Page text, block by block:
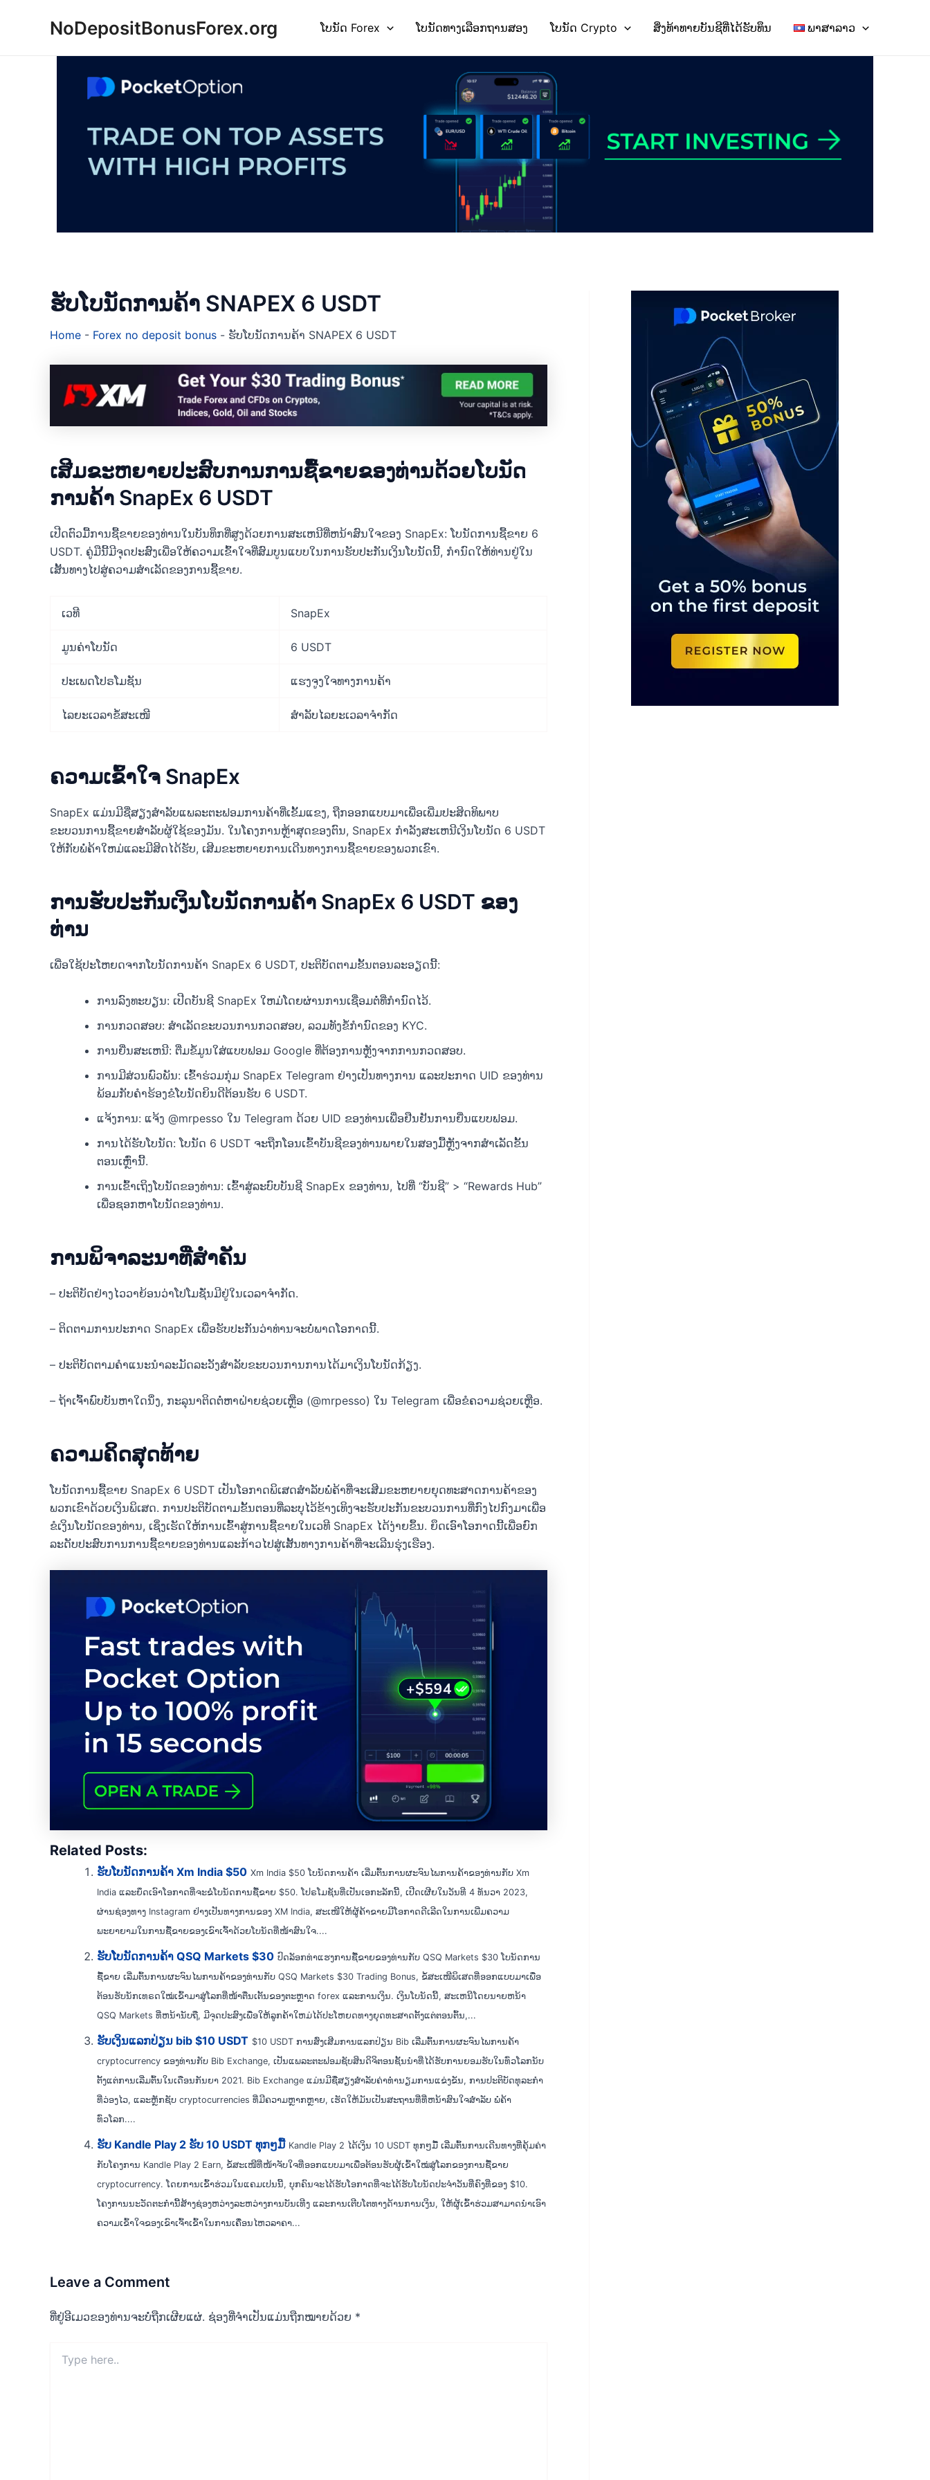
NoDepositBonusForex.org ໂບນັດ Forex ໂບນັດທາງເລືອກຖານສອງ ໂບນັດ Crypto ສິ່ງທ້າທາຍບັນຊີທີ່ໄດ້ຮັບທຶນ ພາສາລາວ
ຮັບໂບນັດການຄ້າ SNAPEX 6 USDT
Home - Forex no deposit bonus - ຮັບໂບນັດການຄ້າ SNAPEX 6 USDT
ເສີມຂະຫຍາຍປະສົບການການຊື້ຂາຍຂອງທ່ານດ້ວຍໂບນັດ
ການຄ້າ SnapEx 6 USDT
ເປີດຕົວມື້ການຊື້ຂາຍຂອງທ່ານໃນບັນທຶກທີ່ສູງດ້ວຍການສະເຫນີທີ່ຫນ້າສົນໃຈຂອງ SnapEx: ໂບນັດການຊື້ຂາຍ 6
USDT. ຄູ່ມືນີ້ມີຈຸດປະສົງເພື່ອໃຫ້ຄວາມເຂົ້າໃຈທີ່ສົມບູນແບບໃນການຮັບປະກັນເງິນໂບນັດນີ້, ກໍານົດໃຫ້ທ່ານຢູ່ໃນ
ເສັ້ນທາງໄປສູ່ຄວາມສໍາເລັດຂອງການຊື້ຂາຍ.
ເວທີ SnapEx
ມູນຄ່າໂບນັດ 6 USDT
ປະເພດໂປຣໂມຊັນ ແຮງຈູງໃຈທາງການຄ້າ
ໄລຍະເວລາຂໍ້ສະເໜີ ສໍາລັບໄລຍະເວລາຈໍາກັດ
ຄວາມເຂົ້າໃຈ SnapEx
SnapEx ແມ່ນມີຊື່ສຽງສໍາລັບແພລະຕະຟອມການຄ້າທີ່ເຂັ້ມແຂງ, ຖືກອອກແບບມາເພື່ອເພີ່ມປະສິດທິພາບ
ຂະບວນການຊື້ຂາຍສໍາລັບຜູ້ໃຊ້ຂອງມັນ. ໃນໂຄງການຫຼ້າສຸດຂອງຕົນ, SnapEx ກໍາລັງສະເຫນີເງິນໂບນັດ 6 USDT
ໃຫ້ກັບພໍ່ຄ້າໃຫມ່ແລະມີສິດໄດ້ຮັບ, ເສີມຂະຫຍາຍການເດີນທາງການຊື້ຂາຍຂອງພວກເຂົາ.
ການຮັບປະກັນເງິນໂບນັດການຄ້າ SnapEx 6 USDT ຂອງ
ທ່ານ
ເພື່ອໃຊ້ປະໂຫຍດຈາກໂບນັດການຄ້າ SnapEx 6 USDT, ປະຕິບັດຕາມຂັ້ນຕອນລະອຽດນີ້:
ການລົງທະບຽນ: ເປີດບັນຊີ SnapEx ໃຫມ່ໂດຍຜ່ານການເຊື່ອມຕໍ່ທີ່ກໍານົດໄວ້.
ການກວດສອບ: ສໍາເລັດຂະບວນການກວດສອບ, ລວມທັງຂໍ້ກໍານົດຂອງ KYC.
ການຍື່ນສະເຫນີ: ຕື່ມຂໍ້ມູນໃສ່ແບບຟອມ Google ທີ່ຕ້ອງການຫຼັງຈາກການກວດສອບ.
ການມີສ່ວນພົວພັນ: ເຂົ້າຮ່ວມກຸ່ມ SnapEx Telegram ຢ່າງເປັນທາງການ ແລະປະກາດ UID ຂອງທ່ານ
ພ້ອມກັບຄໍາຮ້ອງຂໍໂບນັດຍິນດີຕ້ອນຮັບ 6 USDT.
ແຈ້ງການ: ແຈ້ງ @mrpesso ໃນ Telegram ດ້ວຍ UID ຂອງທ່ານເພື່ອຢືນຢັນການຍື່ນແບບຟອມ.
ການໄດ້ຮັບໂບນັດ: ໂບນັດ 6 USDT ຈະຖືກໂອນເຂົ້າບັນຊີຂອງທ່ານພາຍໃນສອງມື້ຫຼັງຈາກສໍາເລັດຂັ້ນ
ຕອນເຫຼົ່ານີ້.
ການເຂົ້າເຖິງໂບນັດຂອງທ່ານ: ເຂົ້າສູ່ລະບົບບັນຊີ SnapEx ຂອງທ່ານ, ໄປທີ່ “ບັນຊີ” > “Rewards Hub”
ເພື່ອຊອກຫາໂບນັດຂອງທ່ານ.
ການພິຈາລະນາທີ່ສໍາຄັນ
– ປະຕິບັດຢ່າງໄວວາຍ້ອນວ່າໂປໂມຊັ່ນມີຢູ່ໃນເວລາຈໍາກັດ.
– ຕິດຕາມການປະກາດ SnapEx ເພື່ອຮັບປະກັນວ່າທ່ານຈະບໍ່ພາດໂອກາດນີ້.
– ປະ​ຕິ​ບັດ​ຕາມ​ຄໍາ​ແນະ​ນໍາ​ລະ​ມັດ​ລະ​ວັງ​ສໍາ​ລັບ​ຂະ​ບວນ​ການ​ການ​ໄດ້​ມາ​ເງິນ​ໂບ​ນັດ​ກ້ຽງ​.
– ຖ້າເຈົ້າພົບບັນຫາໃດນຶ່ງ, ກະລຸນາຕິດຕໍ່ຫາຝ່າຍຊ່ວຍເຫຼືອ (@mrpesso) ໃນ Telegram ເພື່ອຂໍຄວາມຊ່ວຍເຫຼືອ.
ຄວາມຄິດສຸດທ້າຍ
ໂບນັດການຊື້ຂາຍ SnapEx 6 USDT ເປັນໂອກາດພິເສດສໍາລັບພໍ່ຄ້າທີ່ຈະເສີມຂະຫຍາຍຍຸດທະສາດການຄ້າຂອງ
ພວກເຂົາດ້ວຍເງິນພິເສດ. ການປະຕິບັດຕາມຂັ້ນຕອນທີ່ລະບຸໄວ້ຂ້າງເທິງຈະຮັບປະກັນຂະບວນການທີ່ກົງໄປກົງມາເພື່ອ
ຂໍເງິນໂບນັດຂອງທ່ານ, ເຊິ່ງເຮັດໃຫ້ການເຂົ້າສູ່ການຊື້ຂາຍໃນເວທີ SnapEx ໄດ້ງ່າຍຂຶ້ນ. ຍຶດເອົາໂອກາດນີ້ເພື່ອຍົກ
ລະດັບປະສົບການການຊື້ຂາຍຂອງທ່ານແລະກ້າວໄປສູ່ເສັ້ນທາງການຄ້າທີ່ຈະເລີນຮຸ່ງເຮືອງ.
Related Posts:
ຮັບໂບນັດການຄ້າ Xm India $50 Xm India $50 ໂບນັດການຄ້າ ເລີ່ມຕົ້ນການຜະຈົນໄພການຄ້າຂອງທ່ານກັບ Xm
India ແລະຍຶດເອົາໂອກາດທີ່ຈະຂໍໂບນັດການຊື້ຂາຍ $50. ໂປຣໂມຊັນທີ່ເປັນເອກະລັກນີ້, ເປີດເຜີຍໃນວັນທີ 4 ທັນວາ 2023,
ຜ່ານຊ່ອງທາງ Instagram ຢ່າງເປັນທາງການຂອງ XM India, ສະເໜີໃຫ້ຜູ້ຄ້າຂາຍມີໂອກາດດີເລີດໃນການເພີ່ມຄວາມ
ພະຍາຍາມໃນການຊື້ຂາຍຂອງເຂົາເຈົ້າດ້ວຍໂບນັດທີ່ໜ້າສົນໃຈ....
ຮັບໂບນັດການຄ້າ QSQ Markets $30 ປົດລັອກທ່າແຮງການຊື້ຂາຍຂອງທ່ານກັບ QSQ Markets $30 ໂບນັດການ
ຊື້ຂາຍ ເລີ່ມຕົ້ນການຜະຈົນໄພການຄ້າຂອງທ່ານກັບ QSQ Markets $30 Trading Bonus, ຂໍ້ສະເໜີພິເສດທີ່ອອກແບບມາເພື່ອ
ຕ້ອນຮັບນັກເທຣດໃໝ່ເຂົ້າມາສູ່ໂລກທີ່ໜ້າຕື່ນເຕັ້ນຂອງຕະຫຼາດ forex ແລະການເງິນ. ເງິນໂບນັດນີ້, ສະເຫນີໂດຍນາຍຫນ້າ
QSQ Markets ທີ່ຫນ້ານັບຖື, ມີຈຸດປະສົງເພື່ອໃຫ້ລູກຄ້າໃຫມ່ໄດ້ປະໂຫຍດທາງຍຸດທະສາດຕັ້ງແຕ່ຕອນຕົ້ນ,...
ຮັບເງິນແລກປ່ຽນ bib $10 USDT $10 USDT ການສົ່ງເສີມການແລກປ່ຽນ Bib ເລີ່ມຕົ້ນການຜະຈົນໄພການຄ້າ
cryptocurrency ຂອງທ່ານກັບ Bib Exchange, ເປັນແພລະຕະຟອມຊັບສິນດິຈິຕອນຊັ້ນນໍາທີ່ໄດ້ຮັບການຍອມຮັບໃນທົ່ວໂລກນັບ
ຕັ້ງແຕ່ການເລີ່ມຕົ້ນໃນເດືອນກັນຍາ 2021. Bib Exchange ແມ່ນມີຊື່ສຽງສໍາລັບຄ່າທໍານຽມການແຂ່ງຂັນ, ການປະຕິບັດທຸລະກໍາ
ທີ່ວ່ອງໄວ, ແລະຫຼັກຊັບ cryptocurrencies ທີ່ມີຄວາມຫຼາກຫຼາຍ, ເຮັດໃຫ້ມັນເປັນສະຖານທີ່ທີ່ຫນ້າສົນໃຈສໍາລັບ ພໍ່ຄ້າ
ທົ່ວໂລກ....
ຮັບ Kandle Play 2 ຮັບ 10 USDT ທຸກໆມື້ Kandle Play 2 ໄດ້ເງິນ 10 USDT ທຸກໆມື້ ເລີ່ມຕົ້ນການເດີນທາງທີ່ຄຸ້ມຄ່າ
ກັບໂຄງການ Kandle Play 2 Earn, ຂໍ້ສະເໜີທີ່ໜ້າຈັບໃຈທີ່ອອກແບບມາເພື່ອຕ້ອນຮັບຜູ້ເຂົ້າໃໝ່ສູ່ໂລກຂອງການຊື້ຂາຍ
cryptocurrency. ໂດຍການເຂົ້າຮ່ວມໃນແຄມເປນນີ້, ບຸກຄົນຈະໄດ້ຮັບໂອກາດທີ່ຈະໄດ້ຮັບໂບນັດປະຈຳວັນທີ່ຄົງທີ່ຂອງ $10.
ໂຄງການນະວັດຕະກໍານີ້ສ້າງຊ່ອງຫວ່າງລະຫວ່າງການບັນເທີງ ແລະການເຕີບໂຕທາງດ້ານການເງິນ, ໃຫ້ຜູ້ເຂົ້າຮ່ວມສາມາດນໍາເອົາ
ຄວາມເຂົ້າໃຈຂອງເຂົາເຈົ້າເຂົ້າໃນການເຄື່ອນໄຫວລາຄາ...
Leave a Comment
ທີ່ຢູ່ອີເມວຂອງທ່ານຈະບໍ່ຖືກເຜີຍແຜ່. ຊ່ອງທີ່ຈຳເປັນແມ່ນຖືກໝາຍດ້ວຍ *
here..